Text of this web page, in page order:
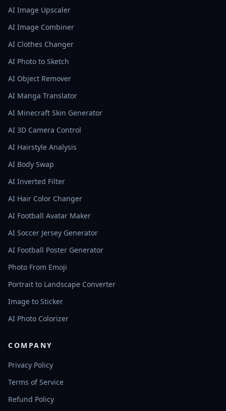
AI Image Upscaler
AI Image Combiner
AI Clothes Changer
AI Photo to Sketch
AI Object Remover
AI Manga Translator
AI Minecraft Skin Generator
AI 3D Camera Control
AI Hairstyle Analysis
AI Body Swap
AI Inverted Filter
AI Hair Color Changer
AI Football Avatar Maker
AI Soccer Jersey Generator
AI Football Poster Generator
Photo From Emoji
Portrait to Landscape Converter
Image to Sticker
AI Photo Colorizer
COMPANY
Privacy Policy
Terms of Service
Refund Policy